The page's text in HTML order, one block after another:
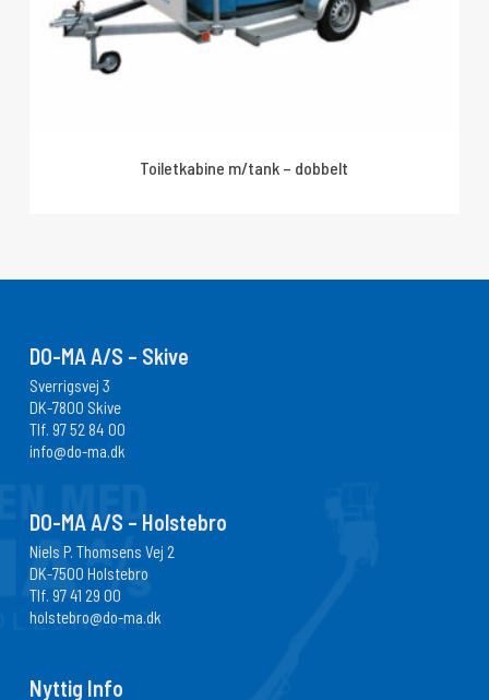
Toiletkabine m/tank – dobbelt
DO-MA A/S – Skive
Sverrigsvej 3
DK-7800 Skive
Tlf. 97 52 84 00
info@do-ma.dk
DO-MA A/S – Holstebro
Niels P. Thomsens Vej 2
DK-7500 Holstebro
Tlf. 97 41 29 00
holstebro@do-ma.dk
Nyttig Info